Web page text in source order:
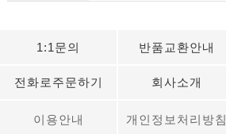
1:1문의 반품교환안내
전화로주문하기 회사소개
이용안내 개인정보처리방침